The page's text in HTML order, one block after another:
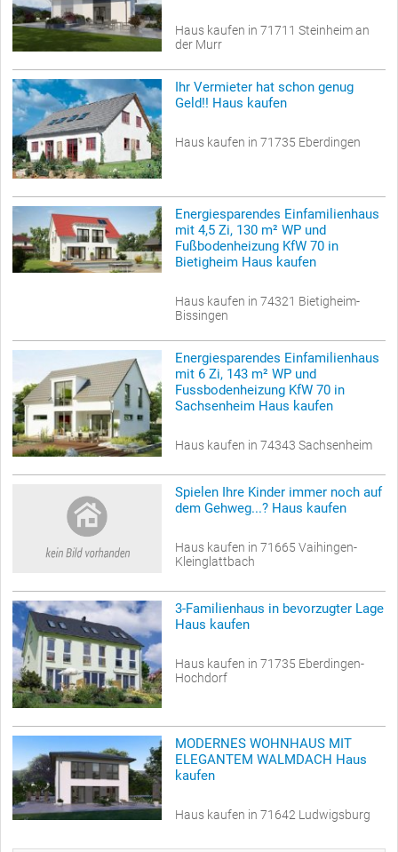
Haus kaufen in 71711 Steinheim an
der Murr
Ihr Vermieter hat schon genug
Geld!! Haus kaufen
Haus kaufen in 71735 Eberdingen
Energiesparendes Einfamilienhaus
mit 4,5 Zi, 130 m² WP und
Fußbodenheizung KfW 70 in
Bietigheim Haus kaufen
Haus kaufen in 74321 Bietigheim-
Bissingen
Energiesparendes Einfamilienhaus
mit 6 Zi, 143 m² WP und
Fussbodenheizung KfW 70 in
Sachsenheim Haus kaufen
Haus kaufen in 74343 Sachsenheim
Spielen Ihre Kinder immer noch auf
dem Gehweg...? Haus kaufen
Haus kaufen in 71665 Vaihingen-
Kleinglattbach
3-Familienhaus in bevorzugter Lage
Haus kaufen
Haus kaufen in 71735 Eberdingen-
Hochdorf
MODERNES WOHNHAUS MIT
ELEGANTEM WALMDACH Haus
kaufen
Haus kaufen in 71642 Ludwigsburg